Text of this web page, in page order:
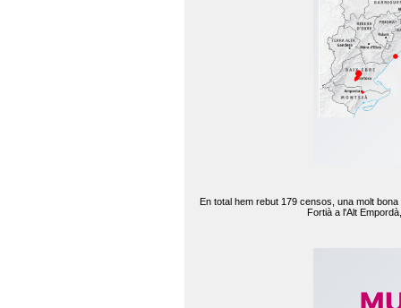
En total hem rebut 179 censos, una molt
Fortià a l'Alt